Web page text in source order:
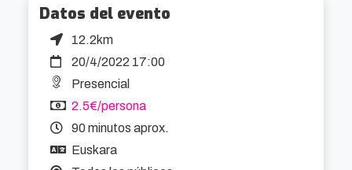
salvaguardarse hasta que alguien acuda a su
rescata. Mientras tanto, tanto él como Buck y
un nuevo amigo alienígena llamado Flash
descubren la flora y la fauna del planeta... y
(FILMAFFINITY)
Datos del evento
12.2km
20/4/2022 17:00
Presencial
2.5€/persona
90 minutos aprox.
Euskara